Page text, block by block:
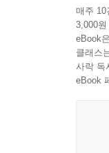
매주 10
3,000
eBook
클래스
사락 독
eBook